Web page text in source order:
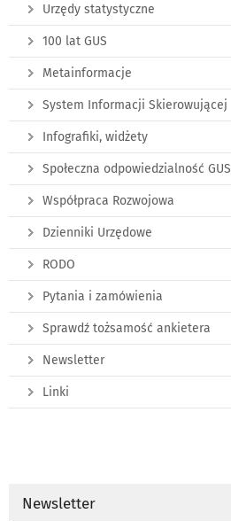
Urzędy statystyczne
100 lat GUS
Metainformacje
System Informacji Skierowującej
Infografiki, widżety
Społeczna odpowiedzialność GUS
Współpraca Rozwojowa
Dzienniki Urzędowe
RODO
Pytania i zamówienia
Sprawdź tożsamość ankietera
Newsletter
Linki
Newsletter